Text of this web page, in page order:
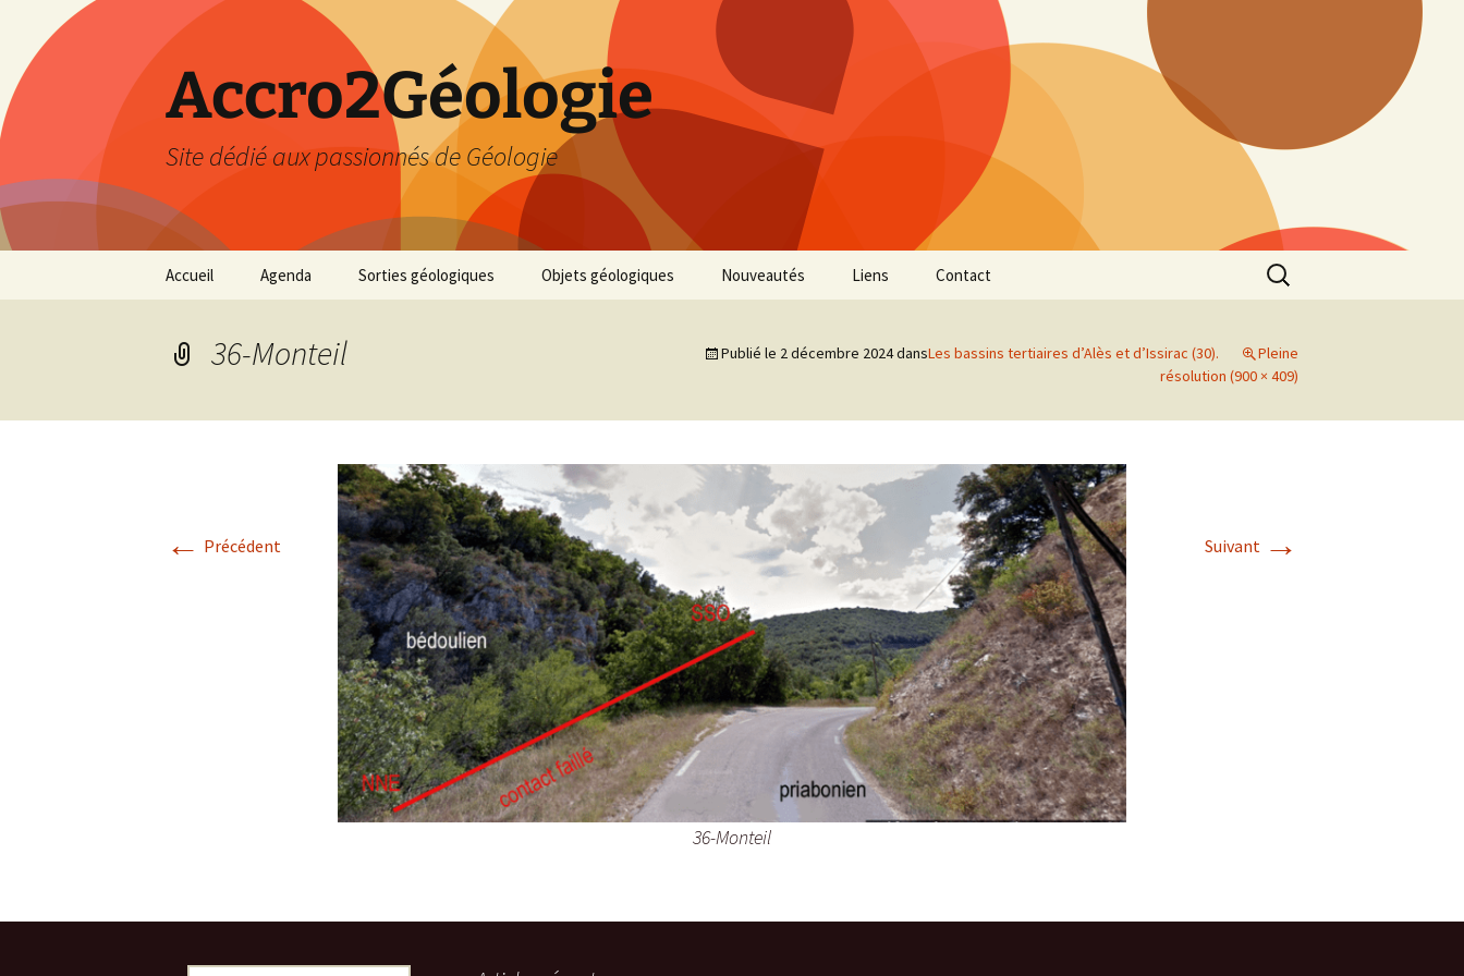
Accro2Géologie
Site dédié aux passionnés de Géologie
Aller
Accueil Agenda
Février 2026
Septembre 2026
octobre 2026
novembre 2026.
Sorties géologiques Objets géologiques Nouveautés Liens Contact Rechercher :
36-Monteil Publié le 2 décembre 2024dansLes bassins tertiaires d’Alès et d’Issirac (30).
Pleine
résolution (900 × 409)
← Précédent Suivant →
36-Monteil